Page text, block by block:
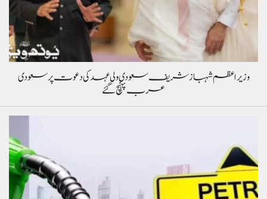
وزیراعظم شہباز شریف سعودی ولی عہد کی دعوت پر سعودی
عرب پہنچ گئے